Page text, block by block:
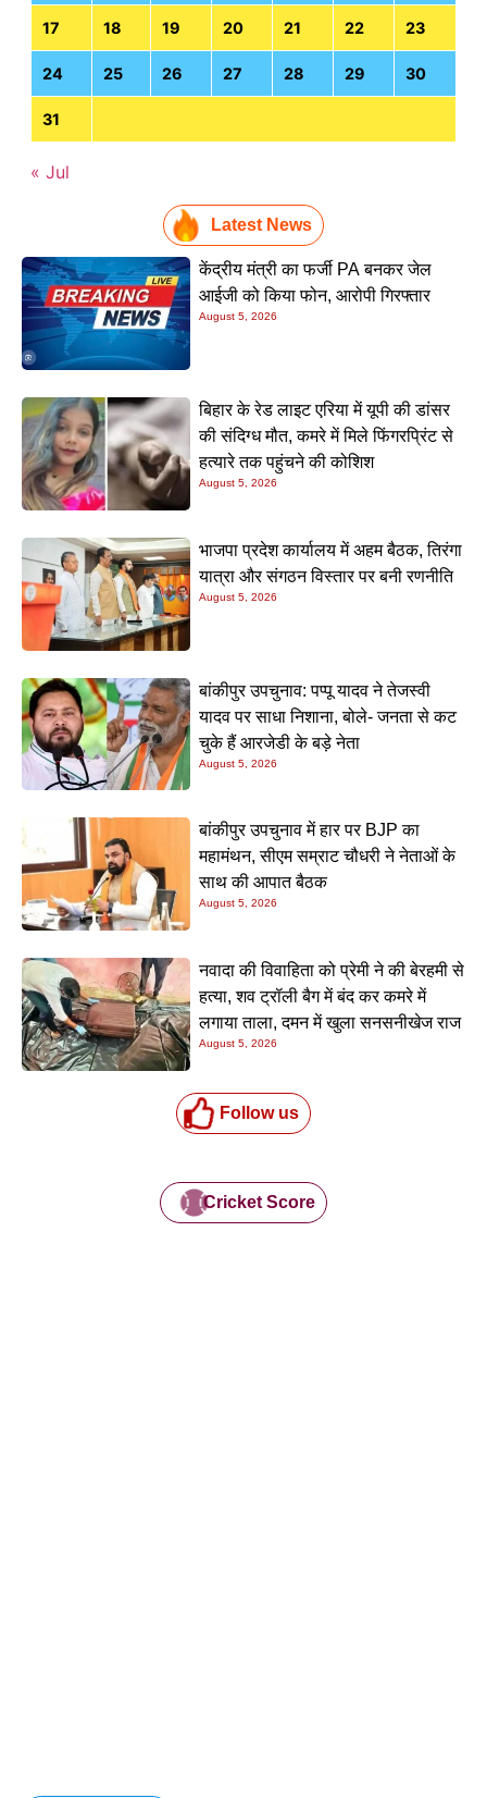
17 18 19 20 21 22 23
24 25 26 27 28 29 30
31
« Jul
Latest News
केंद्रीय मंत्री का फर्जी PA बनकर जेल
आईजी को किया फोन, आरोपी गिरफ्तार
August 5, 2026
बिहार के रेड लाइट एरिया में यूपी की डांसर
की संदिग्ध मौत, कमरे में मिले फिंगरप्रिंट से
हत्यारे तक पहुंचने की कोशिश
August 5, 2026
भाजपा प्रदेश कार्यालय में अहम बैठक, तिरंगा
यात्रा और संगठन विस्तार पर बनी रणनीति
August 5, 2026
बांकीपुर उपचुनाव: पप्पू यादव ने तेजस्वी
यादव पर साधा निशाना, बोले- जनता से कट
चुके हैं आरजेडी के बड़े नेता
August 5, 2026
बांकीपुर उपचुनाव में हार पर BJP का
महामंथन, सीएम सम्राट चौधरी ने नेताओं के
साथ की आपात बैठक
August 5, 2026
नवादा की विवाहिता को प्रेमी ने की बेरहमी से
हत्या, शव ट्रॉली बैग में बंद कर कमरे में
लगाया ताला, दमन में खुला सनसनीखेज राज
August 5, 2026
Follow us
Cricket Score